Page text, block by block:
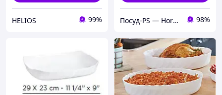
HELIOS 99% Посуд-PS — Horeca Посуда Подарки 98%